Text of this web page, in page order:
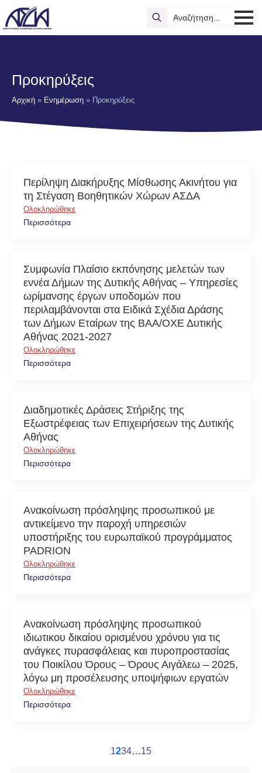
Search
Προκηρύξεις
Αρχική » Ενημέρωση » Προκηρύξεις
Περίληψη Διακήρυξης Μίσθωσης Ακινήτου για
τη Στέγαση Βοηθητικών Χώρων ΑΣΔΑ
Ολοκληρώθηκε
Περισσότερα
Συμφωνία Πλαίσιο εκπόνησης μελετών των
εννέα Δήμων της Δυτικής Αθήνας – Υπηρεσίες
ωρίμανσης έργων υποδομών που
περιλαμβάνονται στα Ειδικά Σχέδια Δράσης
των Δήμων Εταίρων της ΒΑΑ/ΟΧΕ Δυτικής
Αθήνας 2021-2027
Ολοκληρώθηκε
Περισσότερα
Διαδημοτικές Δράσεις Στήριξης της
Εξωστρέφειας των Επιχειρήσεων της Δυτικής
Αθήνας
Ολοκληρώθηκε
Περισσότερα
Ανακοίνωση πρόσληψης προσωπικού με
αντικείμενο την παροχή υπηρεσιών
υποστήριξης του ευρωπαϊκού προγράμματος
PADRION
Ολοκληρώθηκε
Περισσότερα
Ανακοίνωση πρόσληψης προσωπικού
ιδιωτικου δικαίου ορισμένου χρόνου για τις
ανάγκες πυρασφάλειας και πυροπροστασίας
του Ποικίλου Όρους – Όρους Αιγάλεω – 2025,
λόγω μη προσέλευσης υποψήφιων εργατών
Ολοκληρώθηκε
Περισσότερα
1234…15